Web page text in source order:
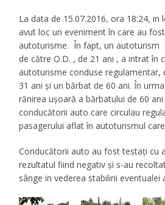
La data de 15.07.2016, ora 18:24, in
avut loc un eveniment în care au
autoturisme. În fapt, un autoturism
de către O.D. , de 21 ani , a intrat în
autoturisme conduse regulamentar,
31 ani și un bărbat de 60 ani. În
rănirea ușoară a bărbatului de 60
conducătorii auto care circulau
pasagerului aflat în autoturismul
Conducătorii auto au fost testați cu
rezultatul fiind negativ și s-au
sânge in vederea stabilirii eventualei